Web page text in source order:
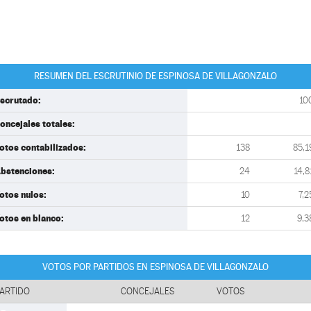
RESUMEN DEL ESCRUTINIO DE ESPINOSA DE VILLAGONZALO
totales:
contabilizados: 138
24
nulos: 10
en blanco: 12
VOTOS POR PARTIDOS EN ESPINOSA DE VILLAGONZALO
CONCEJALES VOTOS